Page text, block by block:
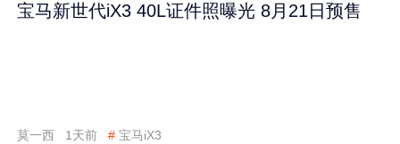
宝马新世代iX3 40L证件照曝光 8月21日预售
莫一西 1天前 # 宝马iX3